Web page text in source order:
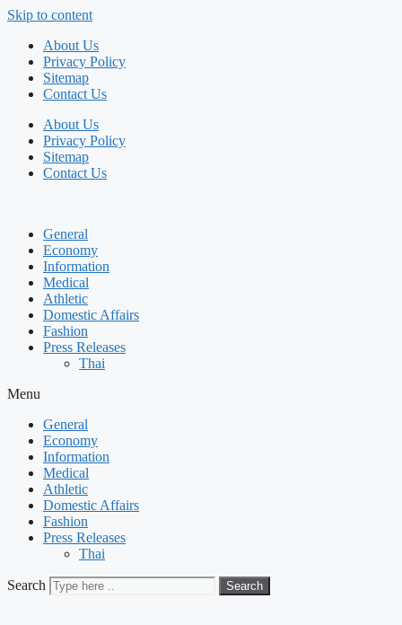
Skip to content
About Us
Privacy Policy
Sitemap
Contact Us
About Us
Privacy Policy
Sitemap
Contact Us
General
Economy
Information
Medical
Athletic
Domestic Affairs
Fashion
Press Releases
Thai
Menu
General
Economy
Information
Medical
Athletic
Domestic Affairs
Fashion
Press Releases
Thai
Search Search